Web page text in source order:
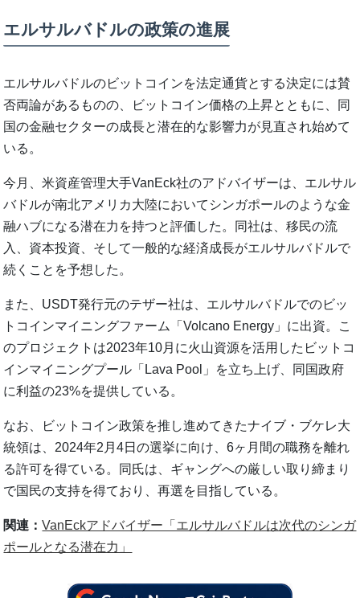
エルサルバドルの政策の進展
エルサルバドルのビットコインを法定通貨とする決定には賛
否両論があるものの、ビットコイン価格の上昇とともに、同
国の金融セクターの成長と潜在的な影響力が見直され始めて
いる。
今月、米資産管理大手VanEck社のアドバイザーは、エルサル
バドルが南北アメリカ大陸においてシンガポールのような金
融ハブになる潜在力を持つと評価した。同社は、移民の流
入、資本投資、そして一般的な経済成長がエルサルバドルで
続くことを予想した。
また、USDT発行元のテザー社は、エルサルバドルでのビッ
トコインマイニングファーム「Volcano Energy」に出資。こ
のプロジェクトは2023年10月に火山資源を活用したビットコ
インマイニングプール「Lava Pool」を立ち上げ、同国政府
に利益の23%を提供している。
なお、ビットコイン政策を推し進めてきたナイブ・ブケレ大
統領は、2024年2月4日の選挙に向け、6ヶ月間の職務を離れ
る許可を得ている。同氏は、ギャングへの厳しい取り締まり
で国民の支持を得ており、再選を目指している。
関連：VanEckアドバイザー「エルサルバドルは次代のシンガ
ポールとなる潜在力」